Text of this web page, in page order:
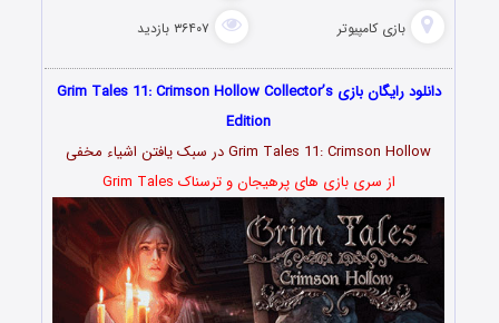
بازی کامپیوتر ۳۶۴۰۷ بازدید
دانلود رایگان بازی Grim Tales 11: Crimson Hollow Collector’s
Edition
Grim Tales 11: Crimson Hollow در سبک یافتن اشیاء مخفی
از سری بازی های پرهیجان و ترسناک Grim Tales